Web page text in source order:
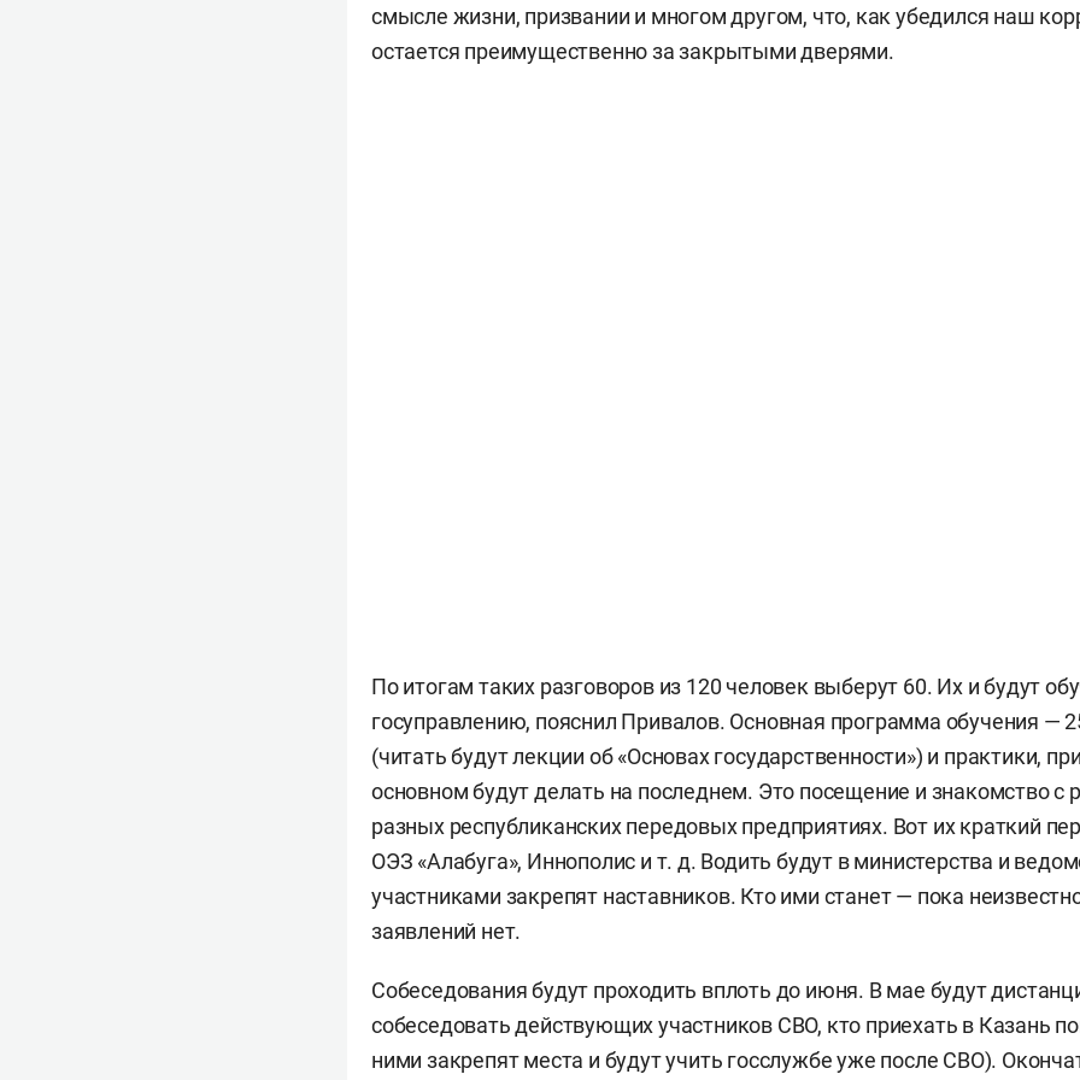
смысле жизни, призвании и многом другом, что, как убедился наш
остается преимущественно за закрытыми дверями.
По итогам таких разговоров из 120 человек выберут 60. Их и будут
госуправлению, пояснил Привалов. Основная программа обучения —
(читать будут лекции об «Основах государственности») и практики,
основном будут делать на последнем. Это посещение и знакомство с
разных республиканских передовых предприятиях. Вот их краткий
ОЭЗ «Алабуга», Иннополис и т. д. Водить будут в министерства и
участниками закрепят наставников. Кто ими станет — пока
заявлений нет.
Собеседования будут проходить вплоть до июня. В мае будут
собеседовать действующих участников СВО, кто приехать в Казань
ними закрепят места и будут учить госслужбе уже после СВО).